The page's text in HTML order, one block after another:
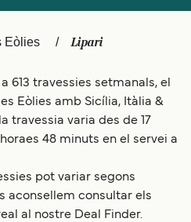
Indonesia
Maroc (FR)
Eòlies Lipari
613 travessies setmanals, el
Eòlies amb Sicília, Itàlia &
travessia varia des de 17
48 minuts en el servei a
pot variar segons
aconsellem consultar els
al nostre Deal Finder.